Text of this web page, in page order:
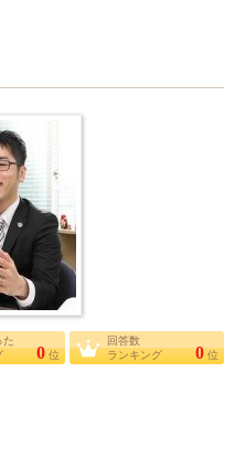
た
0 位
回答数
ランキング
0 位